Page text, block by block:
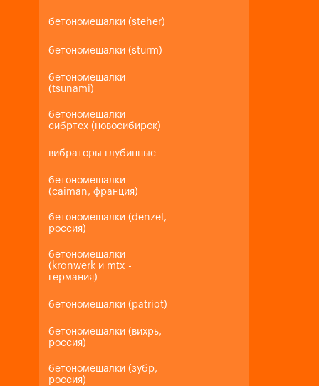
бетономешалки (steher)
бетономешалки (sturm)
бетономешалки
(tsunami)
бетономешалки
сибртех (новосибирск)
вибраторы глубинные
бетономешалки
(caiman, франция)
бетономешалки (denzel,
россия)
бетономешалки
(kronwerk и mtx -
германия)
бетономешалки (patriot)
бетономешалки (вихрь,
россия)
бетономешалки (зубр,
россия)